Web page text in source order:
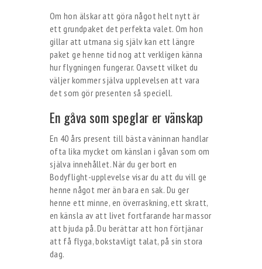
Om hon älskar att göra något helt nytt är
ett grundpaket det perfekta valet. Om hon
gillar att utmana sig själv kan ett längre
paket ge henne tid nog att verkligen känna
hur flygningen fungerar. Oavsett vilket du
väljer kommer själva upplevelsen att vara
det som gör presenten så speciell.
En gåva som speglar er vänskap
En 40 års present till bästa väninnan handlar
ofta lika mycket om känslan i gåvan som om
själva innehållet. När du ger bort en
Bodyflight-upplevelse visar du att du vill ge
henne något mer än bara en sak. Du ger
henne ett minne, en överraskning, ett skratt,
en känsla av att livet fortfarande har massor
att bjuda på. Du berättar att hon förtjänar
att få flyga, bokstavligt talat, på sin stora
dag.